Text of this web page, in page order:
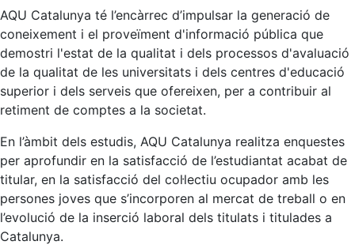
AQU Catalunya té l’encàrrec d’impulsar la generació de
coneixement i el proveïment d'informació pública que
demostri l'estat de la qualitat i dels processos d'avaluació
de la qualitat de les universitats i dels centres d'educació
superior i dels serveis que ofereixen, per a contribuir al
retiment de comptes a la societat.
En l’àmbit dels estudis, AQU Catalunya realitza enquestes
per aprofundir en la satisfacció de l’estudiantat acabat de
titular, en la satisfacció del col·lectiu ocupador amb les
persones joves que s’incorporen al mercat de treball o en
l’evolució de la inserció laboral dels titulats i titulades a
Catalunya.